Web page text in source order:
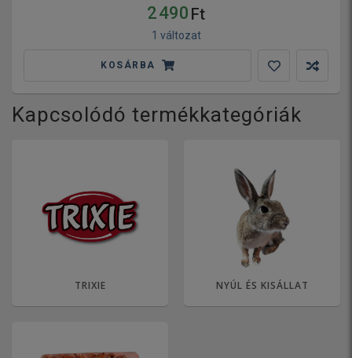
2 490 Ft
1 változat
KOSÁRBA
Kapcsolódó termékkategóriák
TRIXIE NYÚL ÉS KISÁLLAT